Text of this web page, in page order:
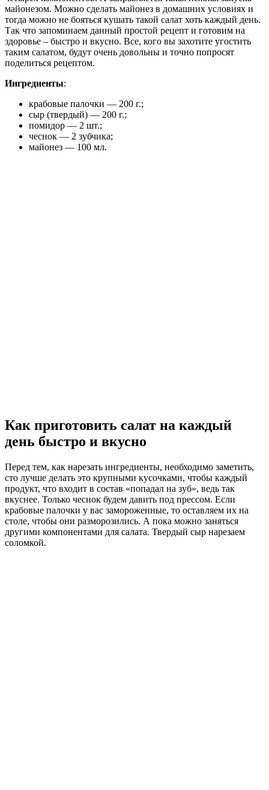
майонезом. Можно сделать майонез в домашних условиях и
тогда можно не бояться кушать такой салат хоть каждый день.
Так что запоминаем данный простой рецепт и готовим на
здоровье – быстро и вкусно. Все, кого вы захотите угостить
таким салатом, будут очень довольны и точно попросят
поделиться рецептом.
Ингредиенты:
крабовые палочки — 200 г.;
сыр (твердый) — 200 г.;
помидор — 2 шт.;
чеснок — 2 зубчика;
майонез — 100 мл.
Как приготовить салат на каждый
день быстро и вкусно
Перед тем, как нарезать ингредиенты, необходимо заметить,
сто лучше делать это крупными кусочками, чтобы каждый
продукт, что входит в состав «попадал на зуб», ведь так
вкуснее. Только чеснок будем давить под прессом. Если
крабовые палочки у вас замороженные, то оставляем их на
столе, чтобы они разморозились. А пока можно заняться
другими компонентами для салата. Твердый сыр нарезаем
соломкой.